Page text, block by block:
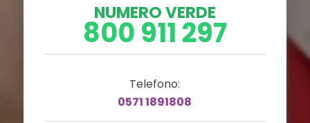
NUMERO VERDE
800 911 297
Telefono:
0571 1891808